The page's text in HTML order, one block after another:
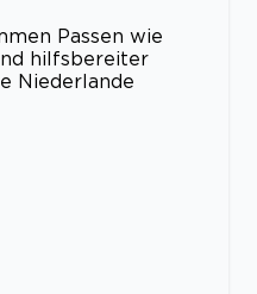
Passen wie
hilfsbereiter
Niederlande